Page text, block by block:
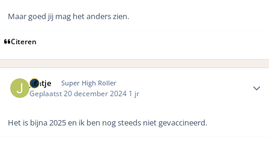
Maar goed jij mag het anders zien.
Citeren
jantje Super High Roller
Geplaatst 20 december 2024 1 jr
Het is bijna 2025 en ik ben nog steeds niet gevaccineerd.